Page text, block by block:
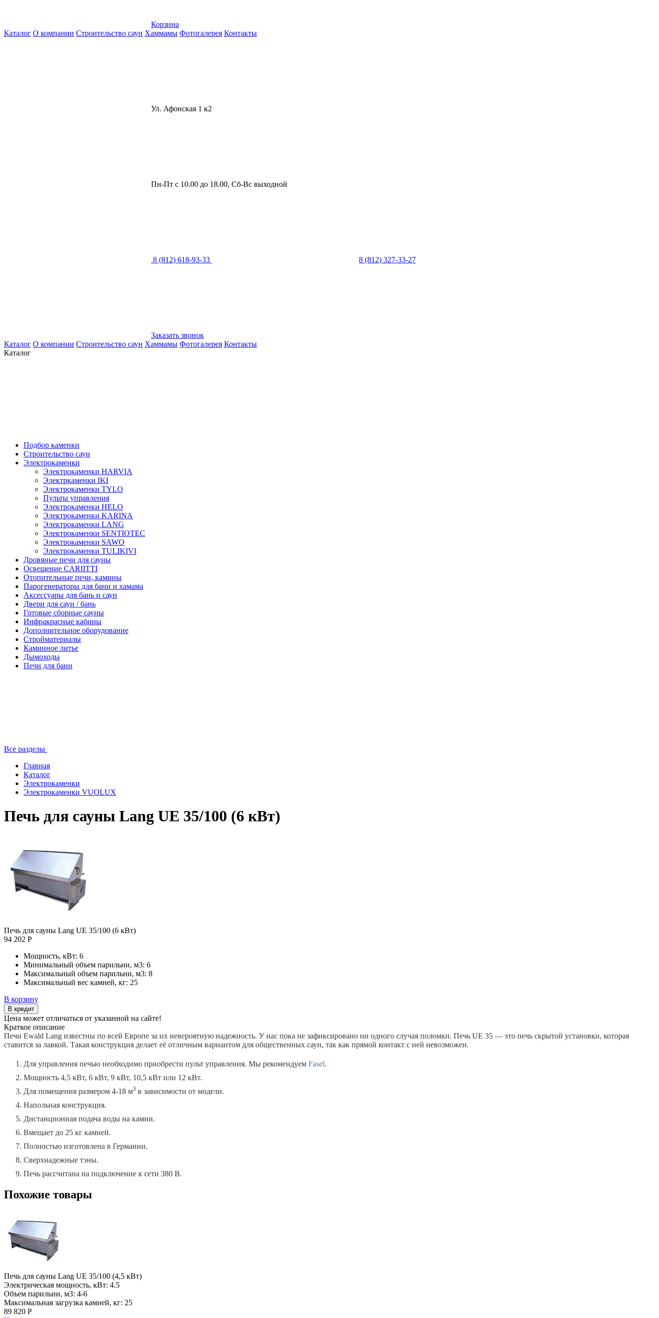
Корзина
Каталог О компании Строительство саун Хаммамы Фотогалерея Контакты
Ул. Афонская 1 к2
Пн-Пт с 10.00 до 18.00, Сб-Вс выходной
8 (812) 618-93-33 8 (812) 327-33-27
Заказать звонок
Каталог О компании Строительство саун Хаммамы Фотогалерея Контакты
Каталог
Подбор каменки
Строительство саун
Электрокаменки
Электрокаменки HARVIA
Электркаменки IKI
Электрокаменки TYLO
Пульты управления
Электрокаменки HELO
Электрокаменки KARINA
Электрокаменки LANG
Электрокаменки SENTIOTEC
Электрокаменки SAWO
Электрокаменки TULIKIVI
Дровяные печи для сауны
Освещение CARIITTI
Отопительные печи, камины
Парогенераторы для бани и хамама
Аксессуары для бань и саун
Двери для саун / бань
Готовые сборные сауны
Инфракрасные кабины
Дополнительное оборудование
Стройматериалы
Каминное литье
Дымоходы
Печи для бани
Все разделы
Главная
Каталог
Электрокаменки
Электрокаменки VUOLUX
Печь для сауны Lang UE 35/100 (6 кВт)
Печь для сауны Lang UE 35/100 (6 кВт)
94 202 Р
Мощность, кВт: 6
Минимальный объем парильни, м3: 6
Максимальный объем парильни, м3: 8
Максимальный вес камней, кг: 25
В корзину
В кредит
Цена может отличаться от указанной на сайте!
Краткое описание
Печи Ewald Lang известны по всей Европе за их невероятную надежность. У нас пока не зафиксировано ни одного случая поломки. Печь UE 35 — это печь скрытой установки, которая
ставится за лавкой. Такая конструкция делает её отличным вариантом для общественных саун, так как прямой контакт с ней невозможен.
Для управления печью необходимо приобрести пульт управления. Мы рекомендуем Fasel.
Мощность 4,5 кВт, 6 кВт, 9 кВт, 10,5 кВт или 12 кВт.
Для помещения размером 4-18 м3 в зависимости от модели.
Напольная конструкция.
Дистанционная подача воды на камни.
Вмещает до 25 кг камней.
Полностью изготовлена в Германии.
Сверхнадежные тэны.
Печь рассчитана на подключение к сети 380 В.
Похожие товары
Печь для сауны Lang UE 35/100 (4,5 кВт)
Электрическая мощность, кВт: 4.5
Объем парильни, м3: 4-6
Максимальная загрузка камней, кг: 25
89 820 Р